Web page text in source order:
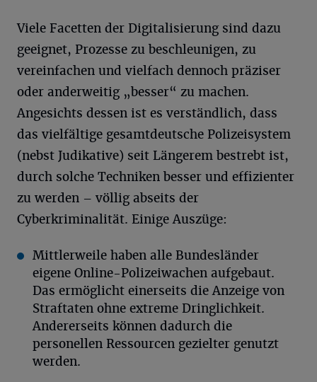
Viele Facetten der Digitalisierung sind dazu
geeignet, Prozesse zu beschleunigen, zu
vereinfachen und vielfach dennoch präziser
oder anderweitig „besser“ zu machen.
Angesichts dessen ist es verständlich, dass
das vielfältige gesamtdeutsche Polizeisystem
(nebst Judikative) seit Längerem bestrebt ist,
durch solche Techniken besser und effizienter
zu werden – völlig abseits der
Cyberkriminalität. Einige Auszüge:
Mittlerweile haben alle Bundesländer
eigene Online-Polizeiwachen aufgebaut.
Das ermöglicht einerseits die Anzeige von
Straftaten ohne extreme Dringlichkeit.
Andererseits können dadurch die
personellen Ressourcen gezielter genutzt
werden.